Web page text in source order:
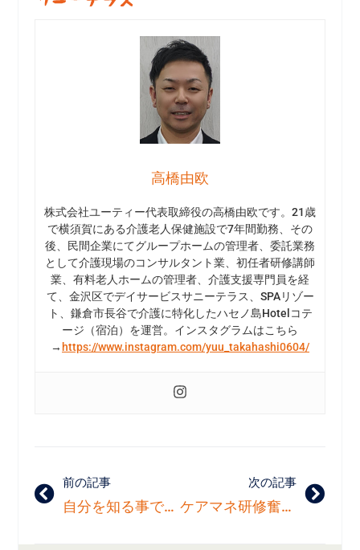
高橋由欧
株式会社ユーティー代表取締役の高橋由欧です。21歳
で横須賀にある介護老人保健施設で7年間勤務、その
後、民間企業にてグループホームの管理者、委託業務
として介護現場のコンサルタント業、初任者研修講師
業、有料老人ホームの管理者、介護支援専門員を経
て、金沢区でデイサービスサニーテラス、SPAリゾー
ト、鎌倉市長谷で介護に特化したハセノ島Hotelコテ
ージ（宿泊）を運営。インスタグラムはこちら
→ https://www.instagram.com/yuu_takahashi0604/
前の記事
自分を知る事でスッキリすることもある。
次の記事
ケアマネ研修奮闘中！！